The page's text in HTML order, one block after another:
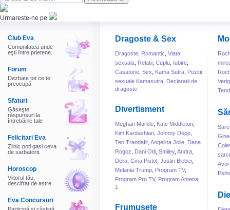
Urmareste-ne pe
Club Eva
Comunitatea unde
eşti între prietene.
Forum
Dezbate tot ce te
preocupă
Sfaturi
Găseşte
răspunsuri la
întrebările tale
Felicitari Eva
Zilnic poti gasi ceva
de sarbatorit.
Horoscop
Viitorul tău,
descifrat de astre
Eva Concursuri
Dragoste & Sex
Dragoste Romantic Viata
sexuala Relatii Cuplu Iubire
Casatorie Sex Kama Sutra Pozitii
sexuale Kamasutra Declaratii de
dragoste
Divertisment
Meghan Markle Kate Middleton
Kim Kardashian Johnny Depp
Teo Trandafir, Angelina Jolie Dana
Rogoz
Dani Otil Smiley, Andra
Delia Gina Pistol Justin Bieber,
Melania Trump Program TV,
Program Pro TV, Program Antena
1
Frumuseţe